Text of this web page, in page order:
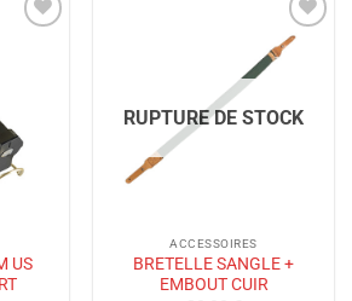
US
Ajouter
à la liste
RUPTURE DE STOCK
ACCESSOIRES
BRETELLE SANGLE +
EMBOUT CUIR